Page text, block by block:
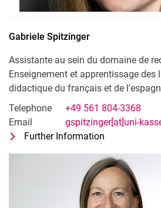
Gabriele Spitzinger
Assistante au sein du domaine de
Enseignement et apprentissage des
didactique du français et de
Telephone
+49 561 804-3368
Email
gspitzinger[at]uni-
Further Information